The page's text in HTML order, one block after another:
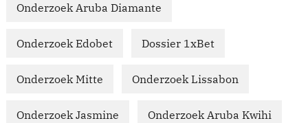
Onderzoek Aruba Diamante
Onderzoek Edobet Dossier 1xBet
Onderzoek Mitte Onderzoek Lissabon
Onderzoek Jasmine Onderzoek Aruba Kwihi